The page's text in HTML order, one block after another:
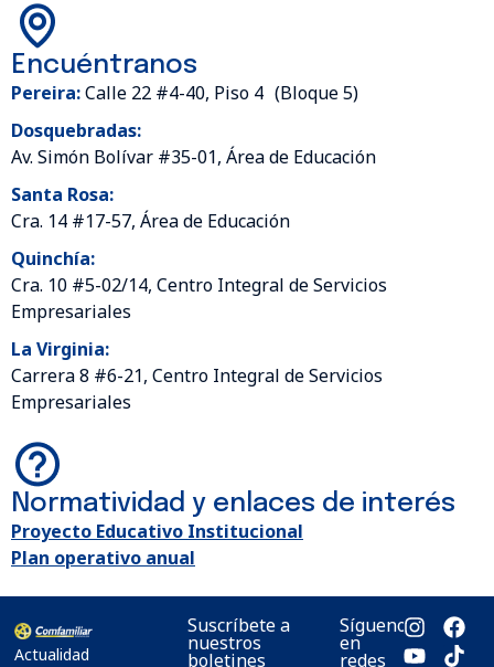
Encuéntranos
Pereira:Calle 22 #4-40, Piso 4 (Bloque 5)
Dosquebradas:
Av. Simón Bolívar #35-01, Área de Educación
Santa Rosa:
Cra. 14 #17-57, Área de Educación
Quinchía:
Cra. 10 #5-02/14, Centro Integral de Servicios
Empresariales
La Virginia:
Carrera 8 #6-21, Centro Integral de Servicios
Empresariales
Normatividad y enlaces de interés
Proyecto Educativo Institucional
Plan operativo anual
Actualidad
Suscríbete a
nuestros
boletines
Síguenos
en
redes